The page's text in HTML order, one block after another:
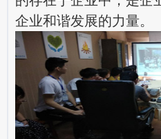
企业和谐发展的力量。